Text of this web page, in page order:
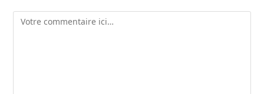
Comment